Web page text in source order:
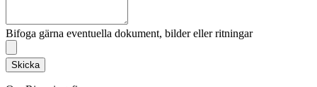
Bifoga gärna eventuella dokument, bilder eller ritningar
Skicka